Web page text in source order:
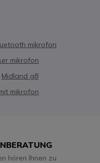
mikrofon
mikrofon
Midland g8
mikrofon
hören Ihnen zu